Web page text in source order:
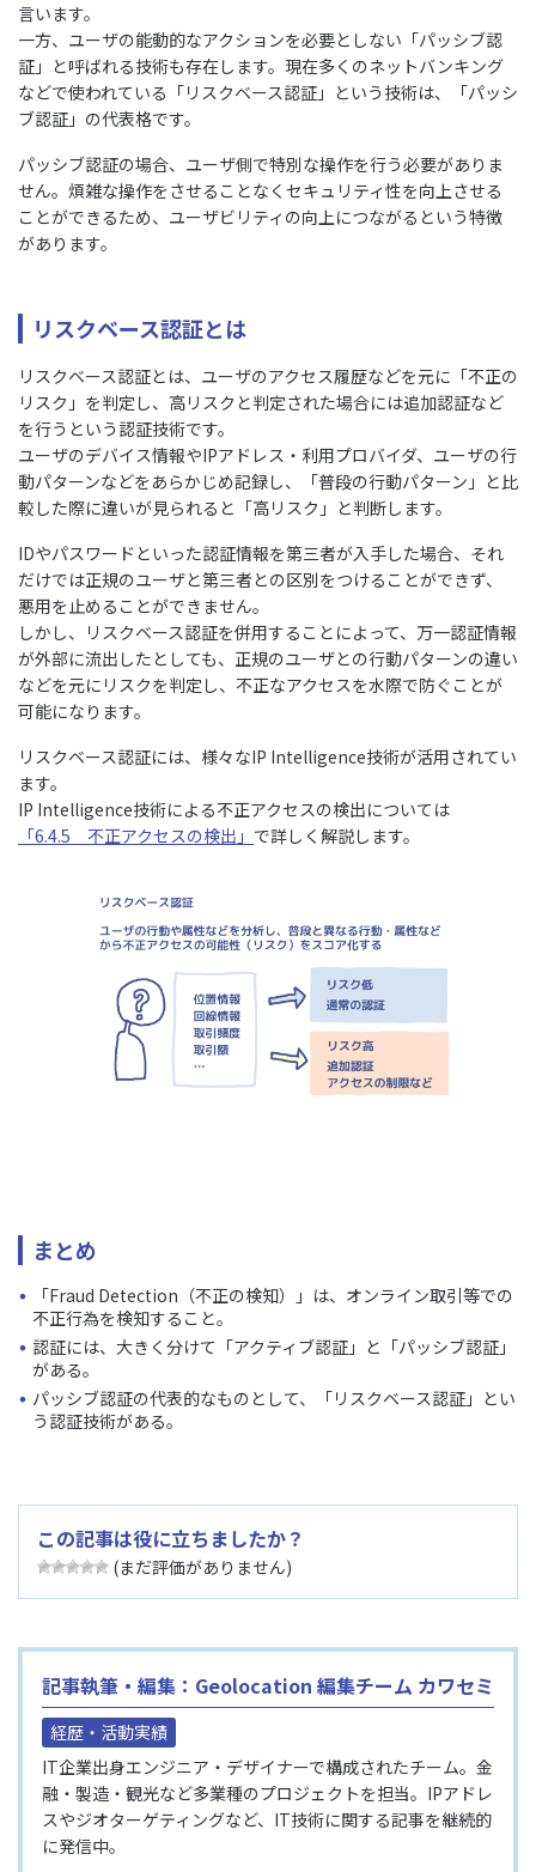
言います。
一方、ユーザの能動的なアクションを必要としない「パッシブ認
証」と呼ばれる技術も存在します。現在多くのネットバンキング
などで使われている「リスクベース認証」という技術は、「パッシ
ブ認証」の代表格です。
パッシブ認証の場合、ユーザ側で特別な操作を行う必要がありま
せん。煩雑な操作をさせることなくセキュリティ性を向上させる
ことができるため、ユーザビリティの向上につながるという特徴
があります。
リスクベース認証とは
リスクベース認証とは、ユーザのアクセス履歴などを元に「不正の
リスク」を判定し、高リスクと判定された場合には追加認証など
を行うという認証技術です。
ユーザのデバイス情報やIPアドレス・利用プロバイダ、ユーザの行
動パターンなどをあらかじめ記録し、「普段の行動パターン」と比
較した際に違いが見られると「高リスク」と判断します。
IDやパスワードといった認証情報を第三者が入手した場合、それ
だけでは正規のユーザと第三者との区別をつけることができず、
悪用を止めることができません。
しかし、リスクベース認証を併用することによって、万一認証情報
が外部に流出したとしても、正規のユーザとの行動パターンの違い
などを元にリスクを判定し、不正なアクセスを水際で防ぐことが
可能になります。
リスクベース認証には、様々なIP Intelligence技術が活用されてい
ます。
IP Intelligence技術による不正アクセスの検出については
「6.4.5 不正アクセスの検出」 で詳しく解説します。
まとめ
「Fraud Detection（不正の検知）」は、オンライン取引等での
不正行為を検知すること。
認証には、大きく分けて「アクティブ認証」と「パッシブ認証」
がある。
パッシブ認証の代表的なものとして、「リスクベース認証」とい
う認証技術がある。
この記事は役に立ちましたか？
(まだ評価がありません)
記事執筆・編集：Geolocation 編集チーム カワセミ
経歴・活動実績
IT企業出身エンジニア・デザイナーで構成されたチーム。金
融・製造・観光など多業種のプロジェクトを担当。IPアドレ
スやジオターゲティングなど、IT技術に関する記事を継続的
に発信中。